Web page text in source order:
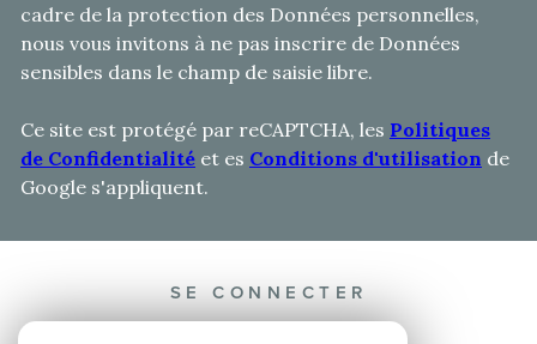
cadre de la protection des Données personnelles,
nous vous invitons à ne pas inscrire de Données
sensibles dans le champ de saisie libre.
Ce site est protégé par reCAPTCHA, les Politiques
de Confidentialité et es Conditions d'utilisation de
Google s'appliquent.
SE CONNECTER